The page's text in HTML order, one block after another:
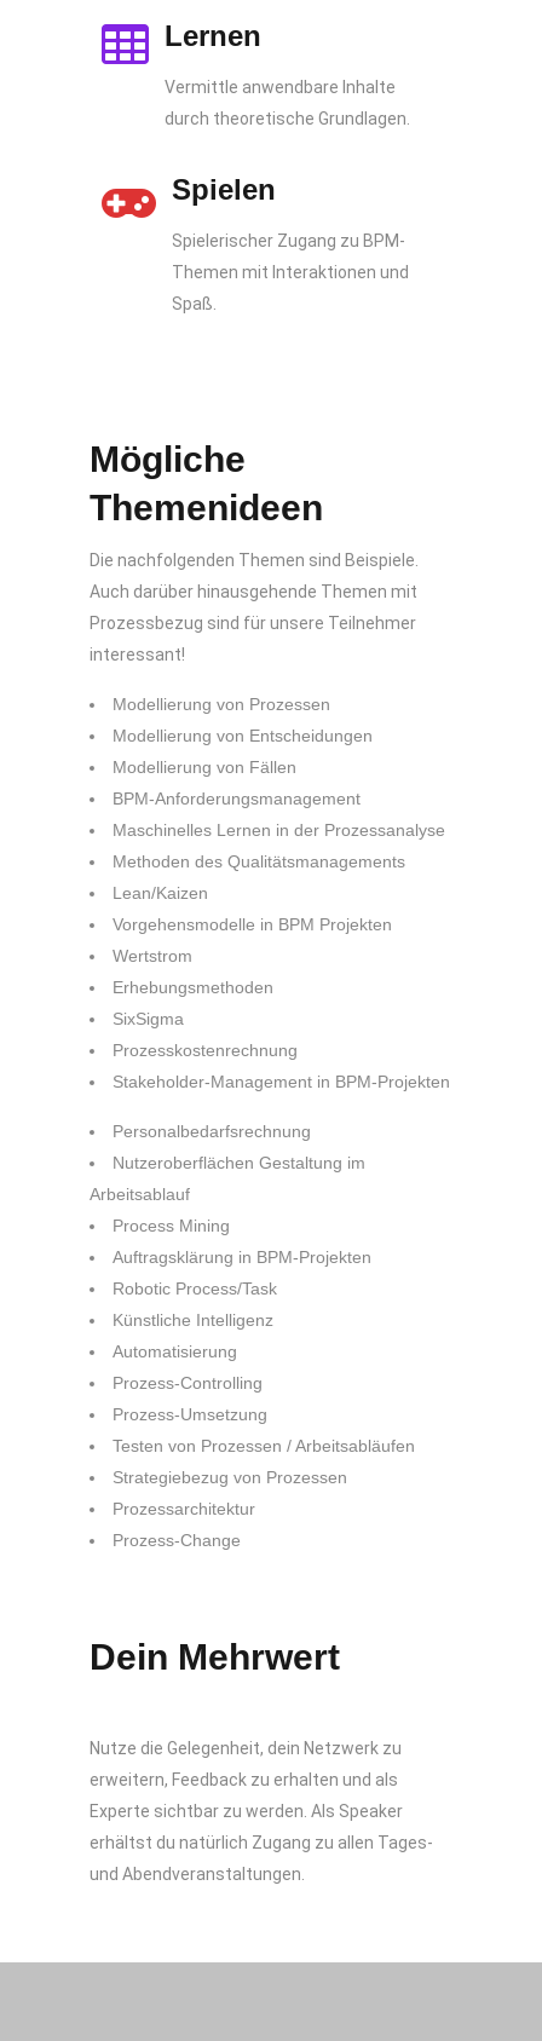
Lernen
Vermittle anwendbare Inhalte
durch theoretische Grundlagen.
Spielen
Spielerischer Zugang zu BPM-
Themen mit Interaktionen und
Spaß.
Mögliche
Themenideen
Die nachfolgenden Themen sind Beispiele.
Auch darüber hinausgehende Themen mit
Prozessbezug sind für unsere Teilnehmer
interessant!
Modellierung von Prozessen
Modellierung von Entscheidungen
Modellierung von Fällen
BPM-Anforderungsmanagement
Maschinelles Lernen in der Prozessanalyse
Methoden des Qualitätsmanagements
Lean/Kaizen
Vorgehensmodelle in BPM Projekten
Wertstrom
Erhebungsmethoden
SixSigma
Prozesskostenrechnung
Stakeholder-Management in BPM-Projekten
Personalbedarfsrechnung
Nutzeroberflächen Gestaltung im
Arbeitsablauf
Process Mining
Auftragsklärung in BPM-Projekten
Robotic Process/Task
Künstliche Intelligenz
Automatisierung
Prozess-Controlling
Prozess-Umsetzung
Testen von Prozessen / Arbeitsabläufen
Strategiebezug von Prozessen
Prozessarchitektur
Prozess-Change
Dein Mehrwert
Nutze die Gelegenheit, dein Netzwerk zu
erweitern, Feedback zu erhalten und als
Experte sichtbar zu werden. Als Speaker
erhältst du natürlich Zugang zu allen Tages-
und Abendveranstaltungen.